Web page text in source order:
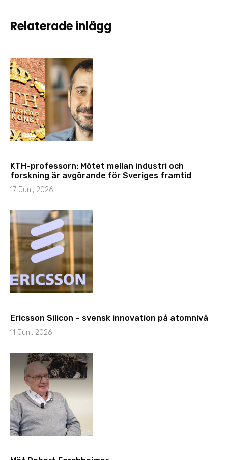
Relaterade inlägg
KTH-professorn: Mötet mellan industri och
forskning är avgörande för Sveriges framtid
17 Juni, 2026
Ericsson Silicon – svensk innovation på atomnivå
11 Juni, 2026